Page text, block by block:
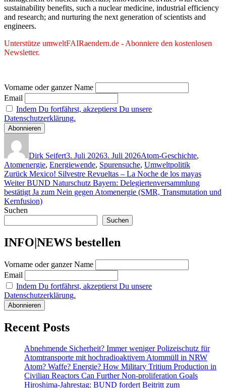
sustainability benefits, such a nuclear medicine, industrial efficiency
and research; and nurturing the next generation of scientists and
engineers.
Unterstütze umweltFAIRaendern.de - Abonniere den kostenlosen
Newsletter.
Vorname oder ganzer Name
Email
Indem Du fortfährst, akzeptierst Du unsere
Datenschutzerklärung.
Dirk Seifert3. Juli 20263. Juli 2026Atom-Geschichte,
Atomenergie, Energiewende, Spurensuche, Umweltpolitik
Beitragsnavigation
Zurück Vorheriger
Beitrag:
Mexico! Silvestre Revueltas – La Noche de los mayas
Weiter Nächster
Beitrag:
BUND Naturschutz Bayern: Delegiertenversammlung
bestätigt Ja zum Nein gegen Atomenergie (SMR, Transmutation und
Kernfusion)
Suchen
Suchen
INFO|NEWS bestellen
Vorname oder ganzer Name
Email
Indem Du fortfährst, akzeptierst Du unsere
Datenschutzerklärung.
Recent Posts
Abnehmende Sicherheit? Immer weniger Polizeischutz für
Atomtransporte mit hochradioaktivem Atommüll in NRW
Atom? Waffe? Energie? How Military Tritium Production in
Civilian Reactors Can Further Non-proliferation Goals
Hiroshima-Jahrestag: BUND fordert Beitritt zum